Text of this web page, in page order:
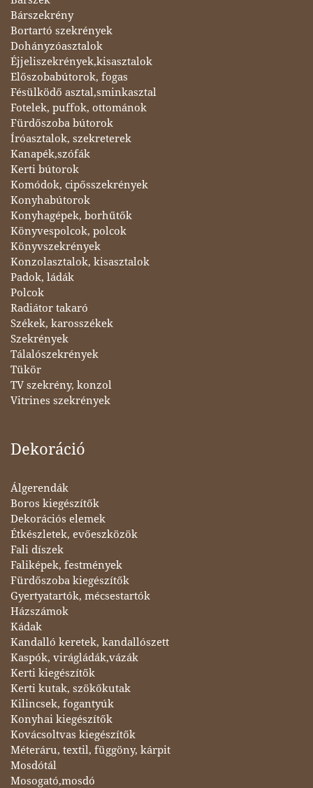
Bárszekrény
Bortartó szekrények
Dohányzóasztalok
Éjjeliszekrények,kisasztalok
Előszobabútorok, fogas
Fésülködő asztal,sminkasztal
Fotelek, puffok, ottománok
Fürdőszoba bútorok
Íróasztalok, szekreterek
Kanapék,szófák
Kerti bútorok
Komódok, cipősszekrények
Konyhabútorok
Konyhagépek, borhűtők
Könyvespolcok, polcok
Könyvszekrények
Konzolasztalok, kisasztalok
Padok, ládák
Polcok
Radiátor takaró
Székek, karosszékek
Szekrények
Tálalószekrények
Tükör
TV szekrény, konzol
Vitrines szekrények
Dekoráció
Álgerendák
Boros kiegészítők
Dekorációs elemek
Étkészletek, evőeszközök
Fali díszek
Faliképek, festmények
Fürdőszoba kiegészítők
Gyertyatartók, mécsestartók
Házszámok
Kádak
Kandalló keretek, kandallószett
Kaspók, virágládák,vázák
Kerti kiegészítők
Kerti kutak, szökőkutak
Kilincsek, fogantyúk
Konyhai kiegészítők
Kovácsoltvas kiegészítők
Méteráru, textil, függöny, kárpit
Mosdótál
Mosogató,mosdó